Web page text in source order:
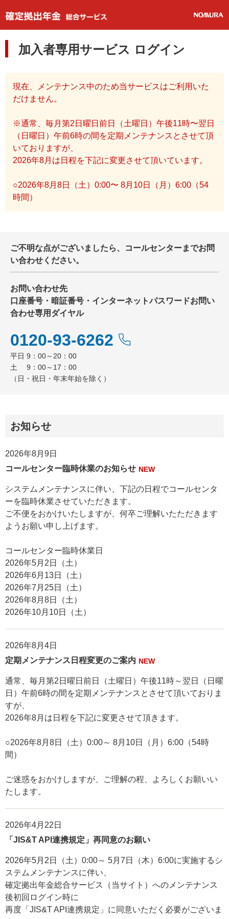
加入者専用サービス ログイン
現在、メンテナンス中のため当サービスはご利用いた
だけません。
※通常、毎月第2日曜日前日（土曜日）午後11時〜翌日
（日曜日）午前6時の間を定期メンテナンスとさせて頂
いておりますが、
2026年8月は日程を下記に変更させて頂いています。
○2026年8月8日（土）0:00〜 8月10日（月）6:00（54
時間）
ご不明な点がございましたら、コールセンターまでお問
い合わせください。
お問い合わせ先
口座番号・暗証番号・インターネットパスワードお問い
合わせ専用ダイヤル
0120-93-6262
平日 9：00～20：00
土 9：00～17：00
（日・祝日・年末年始を除く）
お知らせ
2026年8月9日
コールセンター臨時休業のお知らせ NEW
システムメンテナンスに伴い、下記の日程でコールセンタ
ーを臨時休業させていただきます。
ご不便をおかけいたしますが、何卒ご理解いたただきます
ようお願い申し上げます。
コールセンター臨時休業日
2026年5月2日（土）
2026年6月13日（土）
2026年7月25日（土）
2026年8月8日（土）
2026年10月10日（土）
2026年8月4日
定期メンテナンス日程変更のご案内 NEW
通常、毎月第2日曜日前日（土曜日）午後11時～翌日（日曜
日）午前6時の間を定期メンテナンスとさせて頂いておりま
すが、
2026年8月は日程を下記に変更させて頂きます。
○2026年8月8日（土）0:00～ 8月10日（月）6:00（54時
間）
ご迷惑をおかけしますが、ご理解の程、よろしくお願いい
たします。
2026年4月22日
「JIS&T API連携規定」再同意のお願い
2026年5月2日（土）0:00～ 5月7日（木）6:00に実施するシ
ステムメンテナンスに伴い、
確定拠出年金総合サービス（当サイト）へのメンテナンス
後初回ログイン時に
再度「JIS&T API連携規定」に同意いただく必要がございま